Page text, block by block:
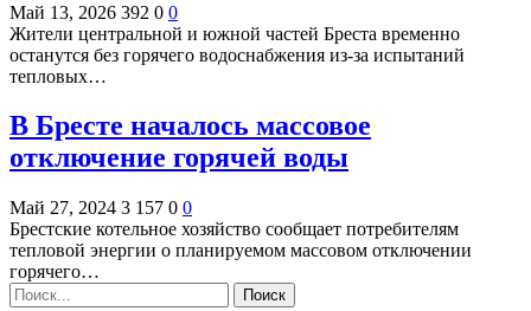
Май 13, 2026 392 0 0
Жители центральной и южной частей Бреста временно
останутся без горячего водоснабжения из-за испытаний
тепловых…
В Бресте началось массовое
отключение горячей воды
Май 27, 2024 3 157 0 0
Брестские котельное хозяйство сообщает потребителям
тепловой энергии о планируемом массовом отключении
горячего…